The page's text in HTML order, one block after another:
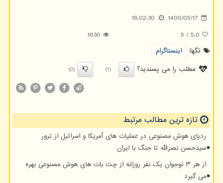
1400/05/17
18:02:30
5.0
/
5
1630
تگها:
اینستاگرام
مطلب را می پسندید؟
(1)
(0)
تازه ترین مطالب مرتبط
ردپای هوش مصنوعی در عملیات های آمریکا و اسرائیل از ترور
سیدحسن نصرالله تا جنگ با ایران
از هر ۳ نوجوان یک نفر روزانه از چت بات های هوش مصنوعی بهره
می گیرد